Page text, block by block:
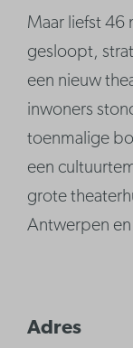
Maar liefst 46
gesloopt,
een nieuw
inwoners
toenmalige
een
grote
Antwerpen en
Adres